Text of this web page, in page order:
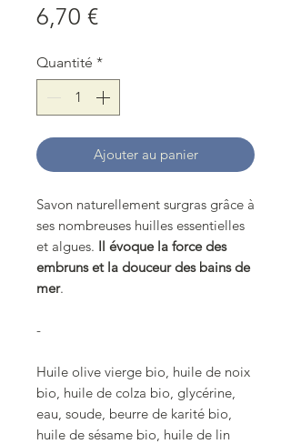
6,70 €Prix
Quantité *
Ajouter au panier
Savon naturellement surgras grâce à
ses nombreuses huilles essentielles
et algues. Il évoque la force des
embruns et la douceur des bains de
mer.
-
Huile olive vierge bio, huile de noix
bio, huile de colza bio, glycérine,
eau, soude, beurre de karité bio,
huile de sésame bio, huile de lin